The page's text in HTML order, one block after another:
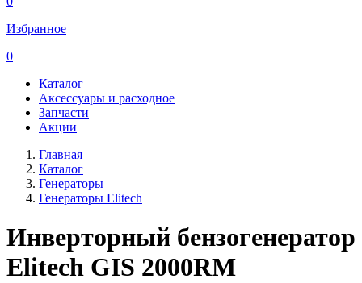
Избранное
0
Каталог
Аксессуары и расходное
Запчасти
Акции
Главная
Каталог
Генераторы
Генераторы Elitech
Инверторный бензогенератор
Elitech GIS 2000RМ